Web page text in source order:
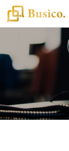
Busico.について
Busico.銀座
Busico.梅田